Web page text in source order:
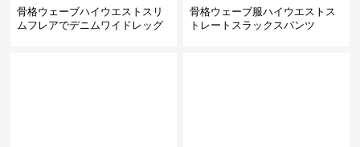
骨格ウェーブハイウエストスリ
ムフレアでデニムワイドレッグ
骨格ウェーブ服ハイウエストス
トレートスラックスパンツ